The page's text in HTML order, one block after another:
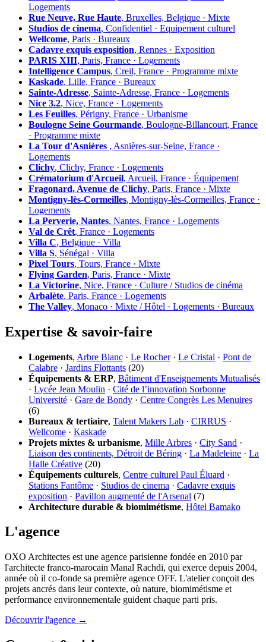
Logements
Rue Neuve, Rue Haute, Bruxelles, Belgique · Mixte
Studios de cinema, Confidentiel · Equipement culturel
Wellcome, Paris · Bureaux
Cadavre exquis exposition, Rennes · Exposition
PARIS XIII, Paris, France · Logements
Intelligence Campus, Creil, France · Programme mixte
Kaskade, Lille, France · Bureaux
Sainte-Adresse, Sainte-Adresse, France · Logements
Nice 3.2, Nice, France · Logements
Les Feuilles, Périgny, France · Urbanisme
Boulogne Seine Gourmande, Boulogne-Billancourt, France
· Programme mixte
La Tour d'Asnières , Asnières-sur-Seine, France ·
Logements
Clichy, Clichy, France · Logements
Crématorium d'Arcueil, Arcueil, France · Équipement
Fragonard, Avenue de Clichy, Paris, France · Mixte
Montigny-lès-Cormeilles, Montigny-lès-Cormeilles, France ·
Logements
La Perverie, Nantes, Nantes, France · Logements
Val de Crêt, France · Logements
Villa C, Belgique · Villa
Villa S, Sénégal · Villa
Pixel Tours, Tours, France · Mixte
Flying Garden, Paris, France · Mixte
La Victorine, Nice, France · Culture / Studios de cinéma
Arbalète, Paris, France · Logements
The Valley, Monaco · Mixte / Hôtel · Logements · Bureaux
Expertise & savoir-faire
Logements, Arbre Blanc · Le Rocher· Le Cristal · Pont de
Calabre · Jardins Flottants (20)
Équipements & ERP, Bâtiment d'Enseignements Mutualisés
· Lycée Jean Moulin · Cité de l’innovation Sorbonne
Université · Gare de Bondy · Centre Congrès Les Menuires
(6)
Bureaux & tertiaire, Talent Makers Lab · CIRRUS ·
Wellcome · Kaskade
Projets mixtes & urbanisme, Mille Arbres · City Sand ·
Liaison des continents, Détroit de Béring · La Madeleine · La
Halle Créative (20)
Équipements culturels, Centre culturel Paul Éluard ·
Stations Fantôme · Studios de cinema · Cadavre exquis
exposition · Pavillon augmenté de l'Arsenal (7)
Architecture durable & biomimétisme, Hôtel Bamako
L'agence
OXO Architectes est une agence parisienne fondée en 2010 par
l'architecte franco-marocain Manal Rachdi, qui exerce depuis 2004,
année où il co-fonde sa première agence OFF. L'atelier conçoit des
projets ancrés dans leur contexte, où nature, biomimétisme et
performance environnementale guident chaque parti pris.
Découvrir l'agence →